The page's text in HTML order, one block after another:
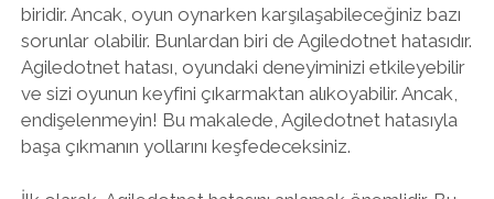
biridir. Ancak, oyun oynarken karşılaşabileceğiniz bazı
sorunlar olabilir. Bunlardan biri de Agiledotnet hatasıdır.
Agiledotnet hatası, oyundaki deneyiminizi etkileyebilir
ve sizi oyunun keyfini çıkarmaktan alıkoyabilir. Ancak,
endişelenmeyin! Bu makalede, Agiledotnet hatasıyla
başa çıkmanın yollarını keşfedeceksiniz.